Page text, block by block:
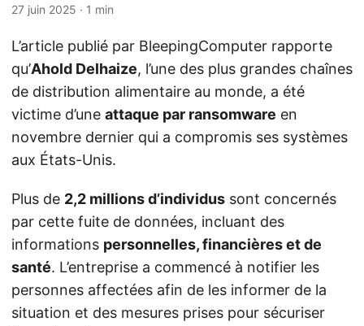
27 juin 2025 · 1 min
L’article publié par BleepingComputer rapporte
qu’Ahold Delhaize, l’une des plus grandes chaînes
de distribution alimentaire au monde, a été
victime d’une attaque par ransomware en
novembre dernier qui a compromis ses systèmes
aux États-Unis.
Plus de 2,2 millions d’individus sont concernés
par cette fuite de données, incluant des
informations personnelles, financières et de
santé. L’entreprise a commencé à notifier les
personnes affectées afin de les informer de la
situation et des mesures prises pour sécuriser